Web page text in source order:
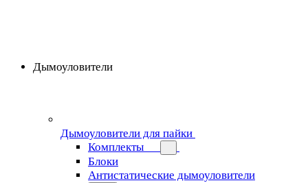
Дымоуловители
Дымоуловители для пайки
Комплекты
Блоки
Антистатические дымоуловители